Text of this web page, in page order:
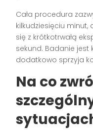
Cała procedura
kilkudziesięciu minut,
się z krótkotrwałą
sekund. Badanie jest
dodatkowo sprzyja
Na co